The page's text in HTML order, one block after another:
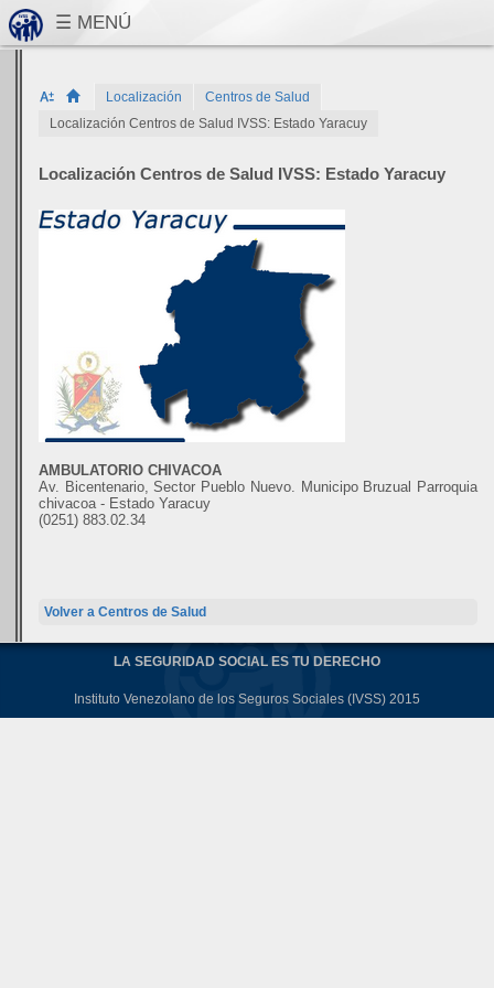
Localización
Centros de Salud
Localización Centros de Salud IVSS: Estado Yaracuy
Localización Centros de Salud IVSS: Estado Yaracuy
AMBULATORIO CHIVACOA
Av. Bicentenario, Sector Pueblo Nuevo. Municipo Bruzual Parroquia
chivacoa - Estado Yaracuy
(0251) 883.02.34
Volver a Centros de Salud
LA SEGURIDAD SOCIAL ES TU DERECHO
Instituto Venezolano de los Seguros Sociales (IVSS) 2015